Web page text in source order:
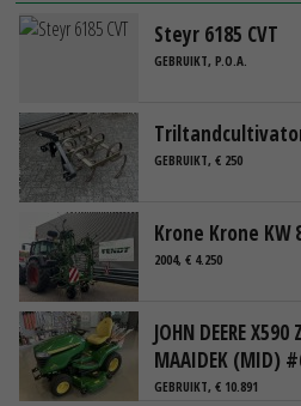
Steyr 6185 CVT
GEBRUIKT, P.O.A.
GEBRUIKT, € 250
Krone Krone KW
2004, € 4.250
JOHN DEERE
MAAIDEK (MID)
GEBRUIKT, € 10.891